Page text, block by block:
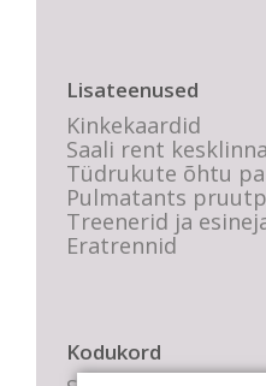
Lisateenused
Kinkekaardid
Saali rent
Tüdrukute õhtu
Pulmatants
Treenerid ja
Eratrennid
Kodukord